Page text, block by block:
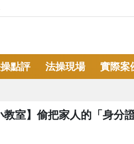
點評 法操現場 實際案
教室】偷把家人的「身分